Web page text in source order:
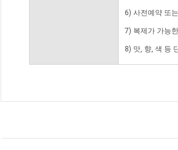
6) 사전예약 또
7) 복제가 가능
8) 맛, 향, 색 등